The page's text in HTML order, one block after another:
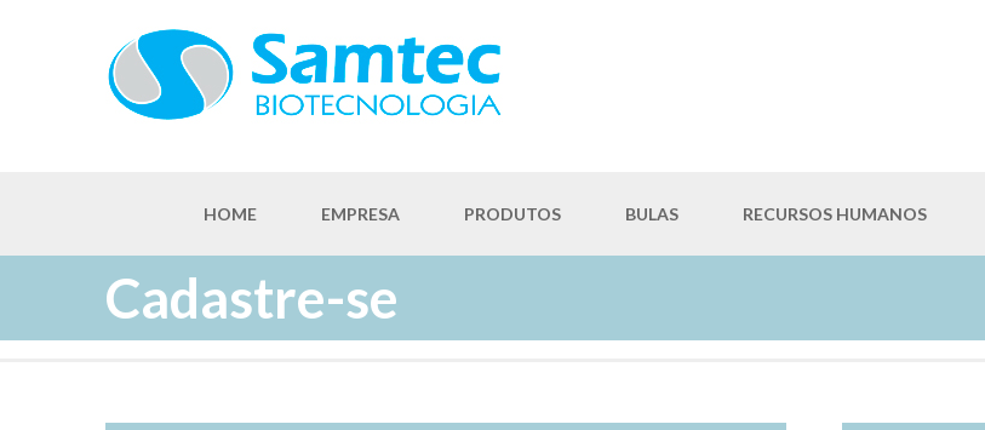
HOME EMPRESA PRODUTOS BULAS RECURSOS HUMANOS
Cadastre-se